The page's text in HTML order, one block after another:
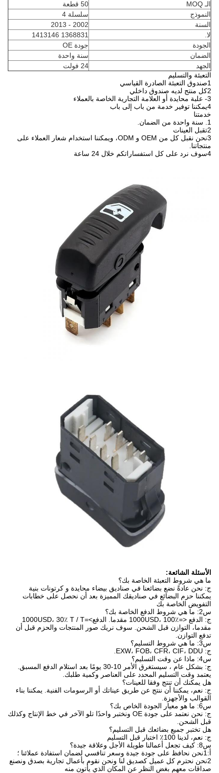
الـ MOQ
50 قطعة
النموذج
سلسلة 4
السنة
2002 - 2013
لا.
1368831 1413146
الجودة
جودة OE
الضمان
سنة واحدة
الجهد
24 فولت
التعبئة والتسليم
1صندوق التعبئة الصادرة القياسي
2كل منتج لديه صندوق داخلي
3- علبة محايدة أو العلامة التجارية الخاصة بالعملاء
4يمكننا توفير خدمة من باب إلى باب
خدمتنا
1. سنة واحدة من الضمان.
2تقبل العينات
3نحن نقبل كل من OEM و ODM، ويمكننا استخدام شعار العملاء على
منتجاتنا.
4سوف نرد على كل استفساراتكم خلال 24 ساعة
الأسئلة الشائعة:
ما هي شروط التعبئة الخاصة بك؟
ج: نحن عادةً نضع بضائعنا في صناديق بيضاء محايدة و كرتونات بنية
يمكننا حزم البضائع في صناديقك المميزة بعد أن نحصل على خطابات
التفويض الخاصة بك
س2: ما هي شروط الدفع الخاصة بك؟
ج: الدفع <=1000USD، 100٪ مقدما. الدفع>=1000USD، 30٪ T / T
مقدما، التوازن قبل الشحن. سوف نريك صور المنتجات والحزم قبل أن
تدفع التوازن.
س3: ما هي شروط التسليم؟
ج: EXW، FOB، CFR، CIF، DDU.
س4: ماذا عن وقت التسليم؟
ج: بشكل عام ، سيستغرق الأمر 10-30 يومًا بعد استلام الدفع المسبق.
يعتمد وقت التسليم المحدد على العناصر وكمية طلبك.
هل يمكنك أن تنتج وفقا للعينات؟
ج: نعم، يمكننا أن ننتج عن طريق عيناتك أو الرسومات الفنية. يمكننا بناء
القوالب والأجهزة.
س6: ما هو معيار الجودة الخاص بك؟
ج: نحن نعتمد على جودة OE ونختبر واحدًا تلو الآخر في خط الإنتاج وكذلك
قبل الشحن.
هل تختبر جميع بضائعك قبل التسليم؟
ج: نعم، لدينا 100٪ اختبار قبل التسليم
س8: كيف تجعل أعمالنا طويلة الأجل وعلاقة جيدة؟
أ:1نحن نحافظ على جودة جيدة وسعر تنافسي لضمان استفادة عملائنا ؛
2نحن نحترم كل عميل كصديق لنا ونحن نقوم بأعمال تجارية بصدق ونصنع
صداقات معهم بغض النظر عن المكان الذي يأتون منه